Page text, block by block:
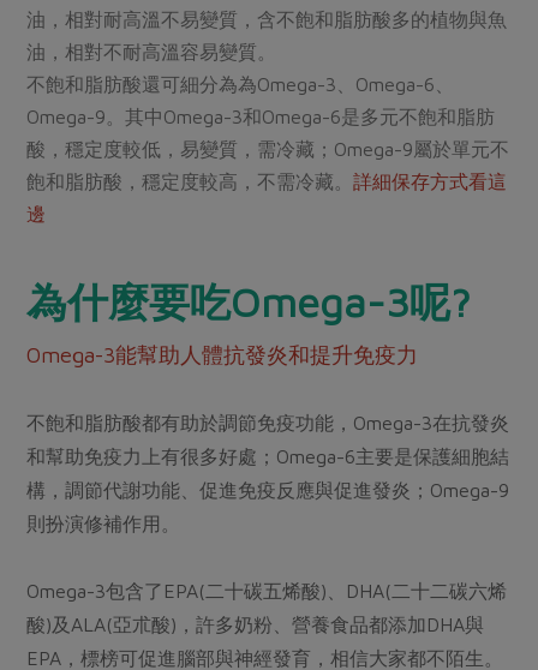
油，相對耐高溫不易變質，含不飽和脂肪酸多的植物與魚
油，相對不耐高溫容易變質。
不飽和脂肪酸還可細分為為Omega-3、Omega-6、
Omega-9。其中Omega-3和Omega-6是多元不飽和脂肪
酸，穩定度較低，易變質，需冷藏；Omega-9屬於單元不
飽和脂肪酸，穩定度較高，不需冷藏。詳細保存方式看這
邊
為什麼要吃Omega-3呢?
Omega-3能幫助人體抗發炎和提升免疫力
不飽和脂肪酸都有助於調節免疫功能，Omega-3在抗發炎
和幫助免疫力上有很多好處；Omega-6主要是保護細胞結
構，調節代謝功能、促進免疫反應與促進發炎；Omega-9
則扮演修補作用。
Omega-3包含了EPA(二十碳五烯酸)、DHA(二十二碳六烯
酸)及ALA(亞朮酸)，許多奶粉、營養食品都添加DHA與
EPA，標榜可促進腦部與神經發育，相信大家都不陌生。